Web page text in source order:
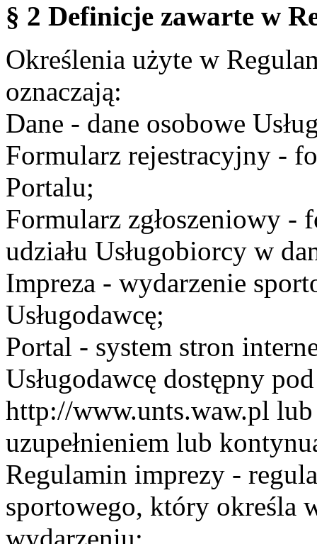
§ 2 Definicje zawarte w
Określenia użyte w
oznaczają:
Dane - dane osobowe
Formularz rejestracyjny -
Portalu;
Formularz zgłoszeniowy -
udziału Usługobiorcy w
Impreza - wydarzenie
Usługodawcę;
Portal - system stron
Usługodawcę dostępny
http://www.unts.waw.pl lub
uzupełnieniem lub
Regulamin imprezy -
sportowego, który określa